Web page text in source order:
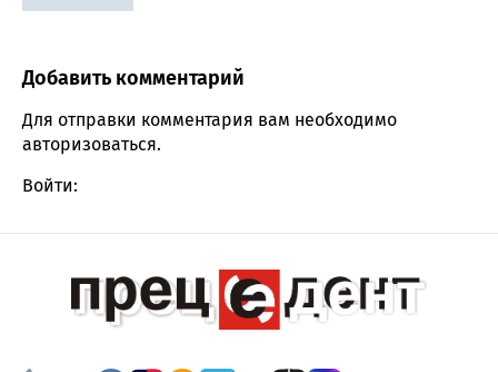
Comment section
Добавить комментарий
Для отправки комментария вам необходимо
авторизоваться.
Войти: